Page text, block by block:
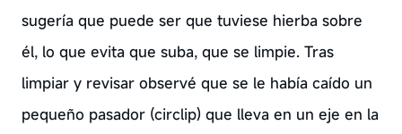
sugería que puede ser que tuviese hierba sobre
él, lo que evita que suba, que se limpie. Tras
limpiar y revisar observé que se le había caído un
pequeño pasador (circlip) que lleva en un eje en la